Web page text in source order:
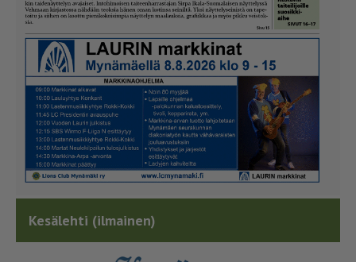
Kesälehti (ilmainen)